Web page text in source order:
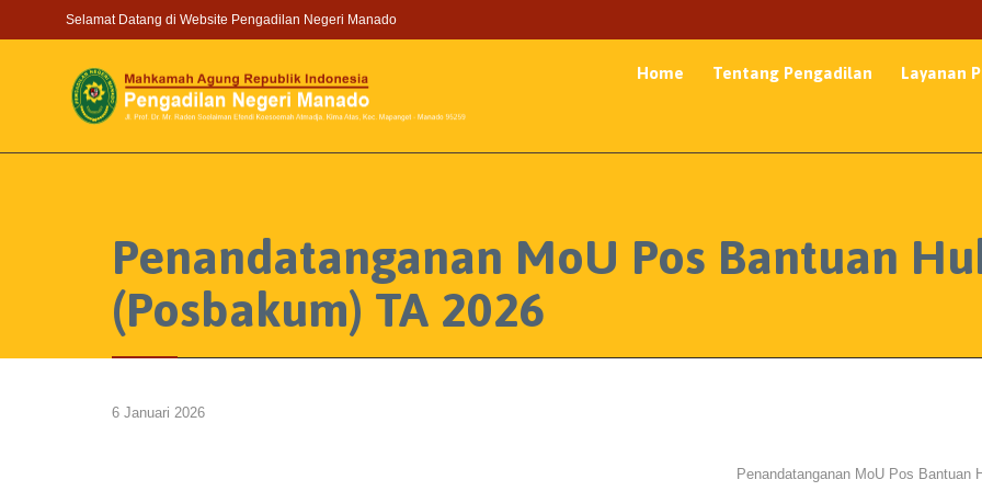
Selamat Datang di Website Pengadilan Negeri Manado
Home Tentang Pengadilan Layanan
Penandatanganan MoU Pos Bantuan
(Posbakum) TA 2026
6 Januari 2026
Penandatanganan MoU Pos Bantuan